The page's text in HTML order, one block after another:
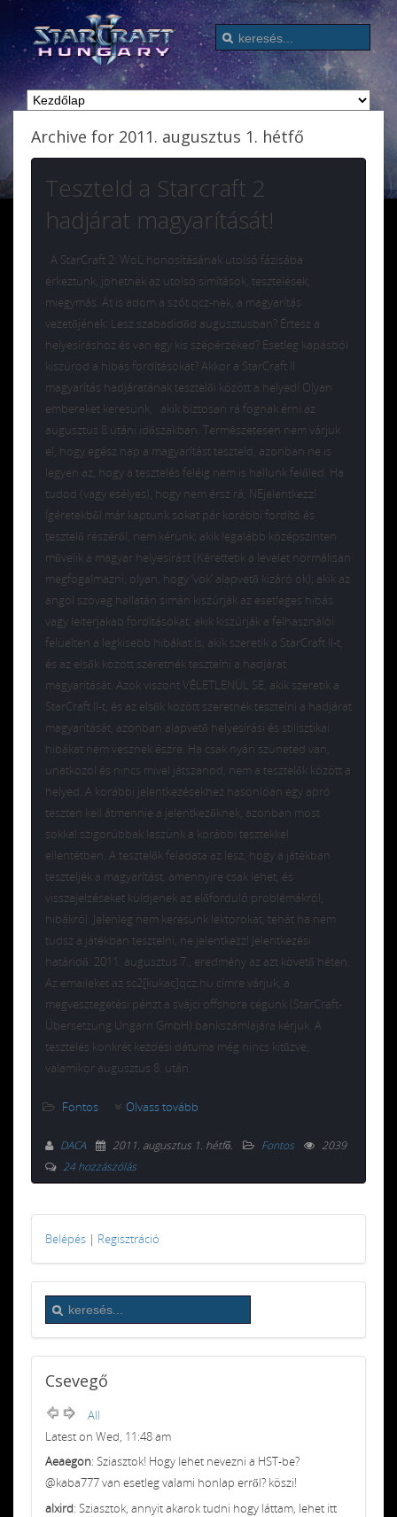
Archive for 2011. augusztus 1. hétfő
Teszteld a Starcraft 2
hadjárat magyarítását!
A StarCraft 2: WoL honosításának utolsó fázisába
érkeztünk, jöhetnek az utolsó simítások, tesztelések,
miegymás. Át is adom a szót qcz-nek, a magyarítás
vezetőjének: Lesz szabadidőd augusztusban? Értesz a
helyesíráshoz és van egy kis szépérzéked? Esetleg kapásból
kiszúrod a hibás fordításokat? Akkor a StarCraft II
magyarítás hadjáratának tesztelői között a helyed! Olyan
embereket keresünk, akik biztosan rá fognak érni az
augusztus 8 utáni időszakban. Természetesen nem várjuk
el, hogy egész nap a magyarítást teszteld, azonban ne is
legyen az, hogy a tesztelés feléig nem is hallunk felőled. Ha
tudod (vagy esélyes), hogy nem érsz rá, NEjelentkezz!
Ígéretekből már kaptunk sokat pár korábbi fordító és
tesztelő részéről, nem kérünk; akik legalább középszinten
művelik a magyar helyesírást (Kérettetik a levelet normálisan
megfogalmazni, olyan, hogy ‘vok’ alapvető kizáró ok); akik az
angol szöveg hallatán simán kiszúrják az esetleges hibás
vagy leiterjakab fordításokat; akik kiszúrják a felhasználói
felüelten a legkisebb hibákat is; akik szeretik a StarCraft II-t,
és az elsők között szeretnék tesztelni a hadjárat
magyarítását. Azok viszont VÉLETLENÜL SE, akik szeretik a
StarCraft II-t, és az elsők között szeretnék tesztelni a hadjárat
magyarítását, azonban alapvető helyesírási és stilisztikai
hibákat nem vesznek észre. Ha csak nyári szüneted van,
unatkozol és nincs mivel játszanod, nem a tesztelők között a
helyed. A korábbi jelentkezésekhez hasonlóan egy apró
teszten kell átmennie a jelentkezőknek, azonban most
sokkal szigorúbbak leszünk a korábbi tesztekkel
ellentétben. A tesztelők feladata az lesz, hogy a játékban
teszteljék a magyarítást, amennyire csak lehet, és
visszajelzéseket küldjenek az előforduló problémákról,
hibákról. Jelenleg nem keresünk lektorokat, tehát ha nem
tudsz a játékban tesztelni, ne jelentkezz! Jelentkezési
határidő: 2011. augusztus 7., eredmény az azt követő héten.
Az emaileket az sc2[kukac]qcz.hu címre várjuk, a
megvesztegetési pénzt a svájci offshore cégünk (StarCraft-
Übersetzung Ungarn GmbH) bankszámlájára kérjük. A
tesztelés konkrét kezdési dátuma még nincs kitűzve,
valamikor augusztus 8. után.
Fontos Olvass tovább
DACA 2011. augusztus 1. hétfő. Fontos
2039
24 hozzászólás
Belépés | Regisztráció
Csevegő
All
Latest on Wed, 11:48 am
Aeaegon: Sziasztok! Hogy lehet nevezni a HST-be?
@kaba777 van esetleg valami honlap erről? köszi!
alxird: Sziasztok, annyit akarok tudni hogy láttam, lehet itt